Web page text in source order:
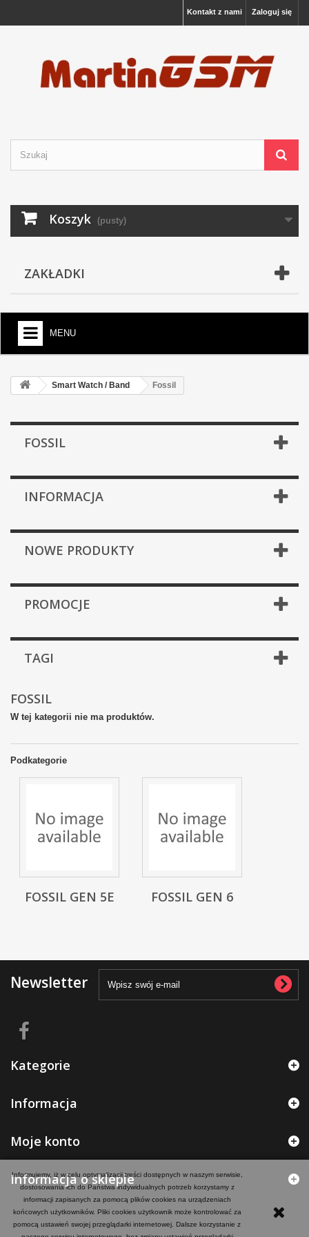
Informujemy, iż w celu optymalizacji treści dostępnych w naszym serwisie,
dostosowania ich do Państwa indywidualnych potrzeb korzystamy z
informacji zapisanych za pomocą plików cookies na urządzeniach
końcowych użytkowników. Pliki cookies użytkownik może kontrolować za
pomocą ustawień swojej przeglądarki internetowej. Dalsze korzystanie z
Zaloguj się
Kontakt z nami
Koszyk (pusty)
ZAKŁADKI
MENU
Smart Watch / Band Fossil
FOSSIL
INFORMACJA
NOWE PRODUKTY
PROMOCJE
TAGI
FOSSIL
W tej kategorii nie ma produktów.
Podkategorie
FOSSIL GEN 5E FOSSIL GEN 6
Newsletter
Kategorie
Informacja
Moje konto
Informacja o sklepie